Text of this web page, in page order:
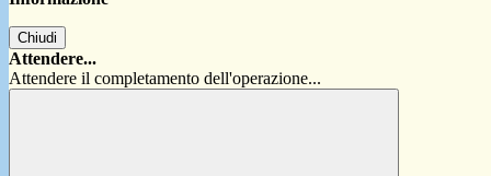
Chiudi
Attendere...
Attendere il completamento dell'operazione...